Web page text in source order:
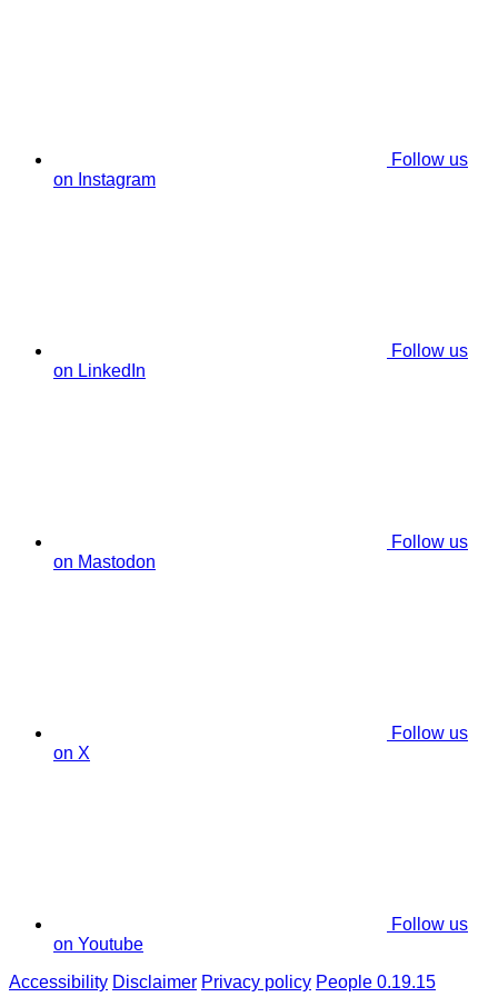
Follow us
on Instagram
Follow us
on LinkedIn
Follow us
on Mastodon
Follow us
on X
Follow us
on Youtube
Accessibility Disclaimer Privacy policy People 0.19.15